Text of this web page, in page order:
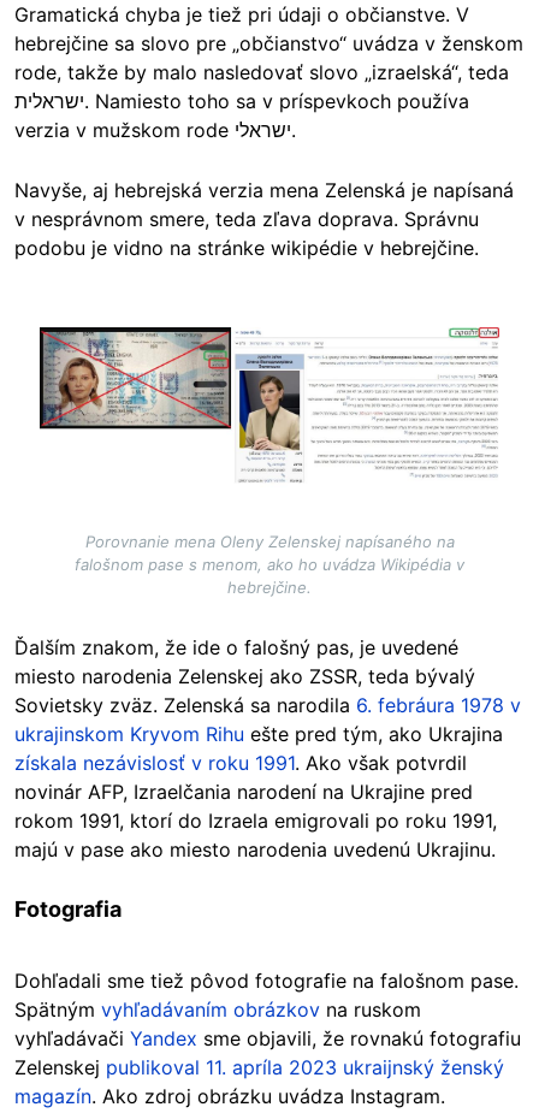
Gramatická chyba je tiež pri údaji o občianstve. V
hebrejčine sa slovo pre „občianstvo“ uvádza v ženskom
rode, takže by malo nasledovať slovo „izraelská“, teda
ישראלית. Namiesto toho sa v príspevkoch používa
verzia v mužskom rode ישראלי.
Navyše, aj hebrejská verzia mena Zelenská je napísaná
v nesprávnom smere, teda zľava doprava. Správnu
podobu je vidno na stránke wikipédie v hebrejčine.
Image
Porovnanie mena Oleny Zelenskej napísaného na
falošnom pase s menom, ako ho uvádza Wikipédia v
hebrejčine.
Ďalším znakom, že ide o falošný pas, je uvedené
miesto narodenia Zelenskej ako ZSSR, teda bývalý
Sovietsky zväz. Zelenská sa narodila 6. febráura 1978 v
ukrajinskom Kryvom Rihu ešte pred tým, ako Ukrajina
získala nezávislosť v roku 1991. Ako však potvrdil
novinár AFP, Izraelčania narodení na Ukrajine pred
rokom 1991, ktorí do Izraela emigrovali po roku 1991,
majú v pase ako miesto narodenia uvedenú Ukrajinu.
Fotografia
Dohľadali sme tiež pôvod fotografie na falošnom pase.
Spätným vyhľadávaním obrázkov na ruskom
vyhľadávači Yandex sme objavili, že rovnakú fotografiu
Zelenskej publikoval 11. apríla 2023 ukraijnský ženský
magazín. Ako zdroj obrázku uvádza Instagram.